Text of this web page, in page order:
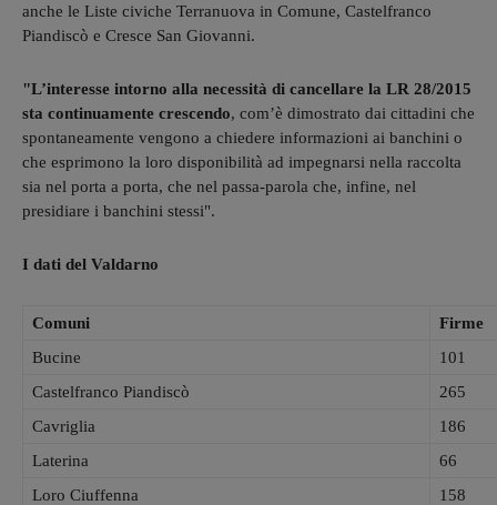
anche le Liste civiche Terranuova in Comune, Castelfranco
Piandiscò e Cresce San Giovanni.
"L’interesse intorno alla necessità di cancellare la LR 28/2015
sta continuamente crescendo, com’è dimostrato dai cittadini che
spontaneamente vengono a chiedere informazioni ai banchini o
che esprimono la loro disponibilità ad impegnarsi nella raccolta
sia nel porta a porta, che nel passa-parola che, infine, nel
presidiare i banchini stessi".
I dati del Valdarno
Comuni
Firme
Bucine
101
Castelfranco Piandiscò
265
Cavriglia
186
Laterina
66
Loro Ciuffenna
158